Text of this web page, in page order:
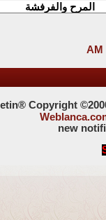
Copyright
new